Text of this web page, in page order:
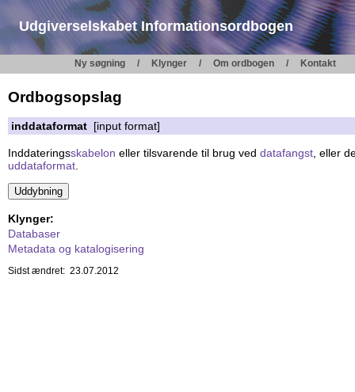
Udgiverselskabet Informationsordbogen
Ny søgning Klynger Om ordbogen Kontakt
Ordbogsopslag
inddataformat [input format]
Inddateringsskabelon eller tilsvarende til brug ved datafangst , eller
uddataformat
Klynger:
Databaser
Metadata og katalogisering
Sidst ændret: 23.07.2012